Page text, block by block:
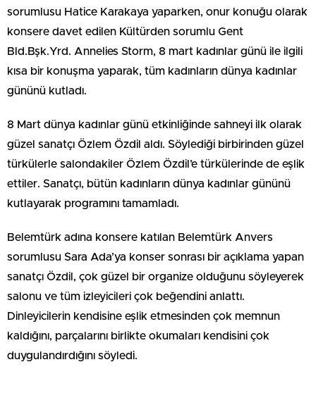
sorumlusu Hatice Karakaya yaparken, onur konuğu olarak
konsere davet edilen Kültürden sorumlu Gent
Bld.Bşk.Yrd. Annelies Storm, 8 mart kadınlar günü ile ilgili
kısa bir konuşma yaparak, tüm kadınların dünya kadınlar
gününü kutladı.
8 Mart dünya kadınlar günü etkinliğinde sahneyi ilk olarak
güzel sanatçı Özlem Özdil aldı. Söylediği birbirinden güzel
türkülerle salondakiler Özlem Özdil’e türkülerinde de eşlik
ettiler. Sanatçı, bütün kadınların dünya kadınlar gününü
kutlayarak programını tamamladı.
Belemtürk adına konsere katılan Belemtürk Anvers
sorumlusu Sara Ada’ya konser sonrası bir açıklama yapan
sanatçı Özdil, çok güzel bir organize olduğunu söyleyerek
salonu ve tüm izleyicileri çok beğendini anlattı.
Dinleyicilerin kendisine eşlik etmesinden çok memnun
kaldığını, parçalarını birlikte okumaları kendisini çok
duygulandırdığını söyledi.